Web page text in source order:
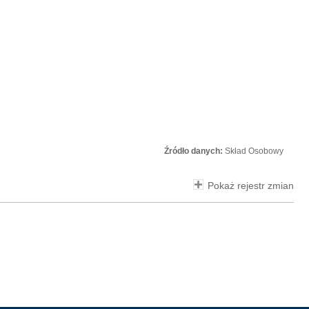
Źródło danych: Skład Osobowy
Pokaż rejestr zmian